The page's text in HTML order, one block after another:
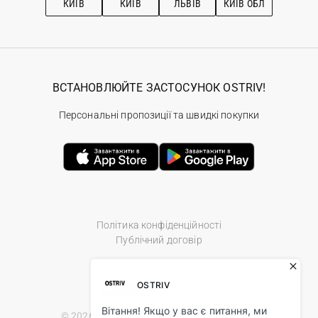
КИЇВ КИЇВ ЛЬВІВ КИЇВ ОБЛ
Політика конфіденційності
Публічний договір
ВСТАНОВЛЮЙТЕ ЗАСТОСУНОК OSTRIV!
Персональні пропозиції та швидкі покупки